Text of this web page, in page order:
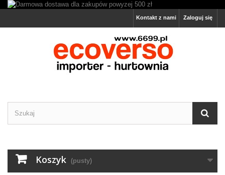
Zaloguj się
Kontakt z nami
Koszyk (pusty)